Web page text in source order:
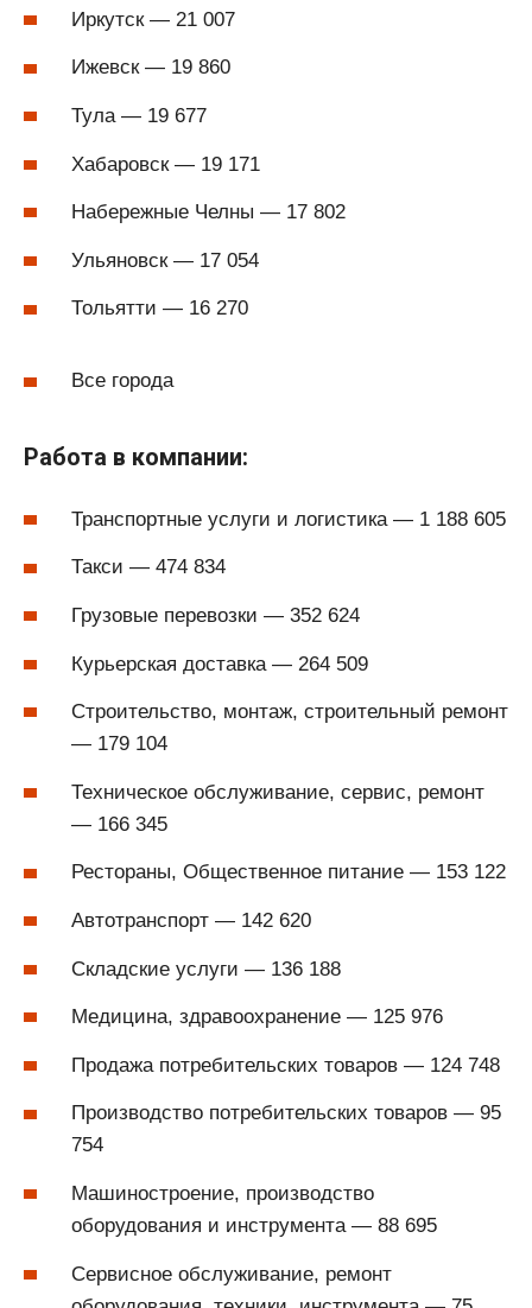
Иркутск — 21 007
Ижевск — 19 860
Тула — 19 677
Хабаровск — 19 171
Набережные Челны — 17 802
Ульяновск — 17 054
Тольятти — 16 270
Все города
Работа в компании:
Транспортные услуги и логистика — 1 188 605
Такси — 474 834
Грузовые перевозки — 352 624
Курьерская доставка — 264 509
Строительство, монтаж, строительный ремонт
— 179 104
Техническое обслуживание, сервис, ремонт
— 166 345
Рестораны, Общественное питание — 153 122
Автотранспорт — 142 620
Складские услуги — 136 188
Медицина, здравоохранение — 125 976
Продажа потребительских товаров — 124 748
Производство потребительских товаров — 95
754
Машиностроение, производство
оборудования и инструмента — 88 695
Сервисное обслуживание, ремонт